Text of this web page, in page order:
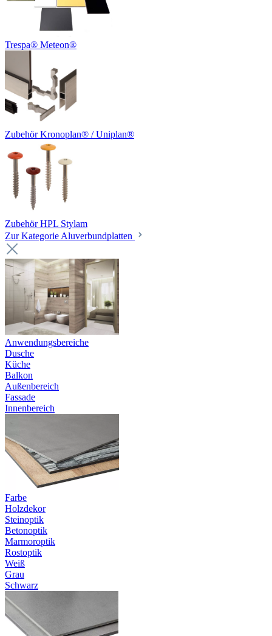
Trespa® Meteon®
Zubehör Kronoplan® / Uniplan®
Zubehör HPL Stylam
Zur Kategorie Aluverbundplatten
Anwendungsbereiche
Dusche
Küche
Balkon
Außenbereich
Fassade
Innenbereich
Farbe
Holzdekor
Steinoptik
Betonoptik
Marmoroptik
Rostoptik
Weiß
Grau
Schwarz